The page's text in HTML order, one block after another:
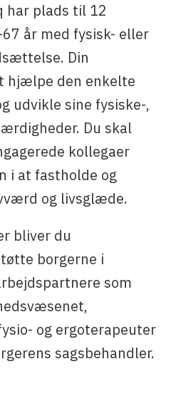
har plads til 12
år med fysisk- eller
Din
hjælpe den enkelte
udvikle sine fysiske-,
Du skal
kollegaer
i at fastholde og
og livsglæde.
bliver du
borgerne i
som
og ergoterapeuter
sagsbehandler.